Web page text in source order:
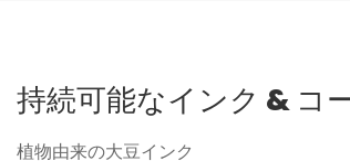
持続可能なインク & コ
植物由来の大豆インク